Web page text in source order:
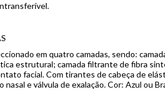
em quatro camadas, sendo:
estrutural; camada filtrante de fibra
facial. Com tirantes de cabeça de
e válvula de exalação. Cor: Azul ou